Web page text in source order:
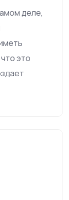
деле,
это